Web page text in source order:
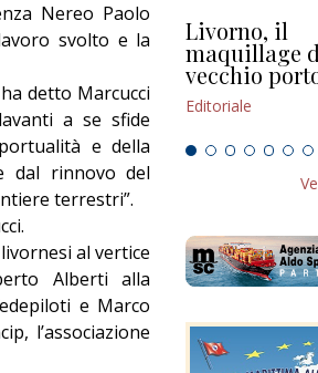
Nereo Paolo
svolto e la
detto Marcucci
a se sfide
e della
dal rinnovo del
terrestri”.
al vertice
Alberti alla
e Marco
l’associazione
amico Livorno, il
maquillage
vecchio
Editoriale